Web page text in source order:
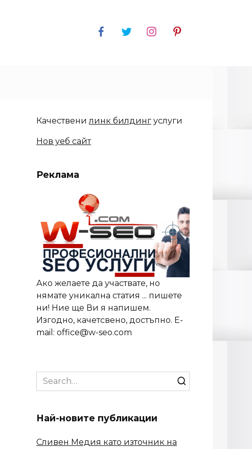
Качественилинк билдинг услуги
Нов уеб сайт
Реклама
Ако желаете да участвате, но
нямате уникална статия ... пишете
ни! Ние ще Ви я напишем.
Изгодно, качетсвено, достъпно. E-
mail: office@w-seo.com
Search
for:
Най-новите публикации
Сливен Медия като източник на